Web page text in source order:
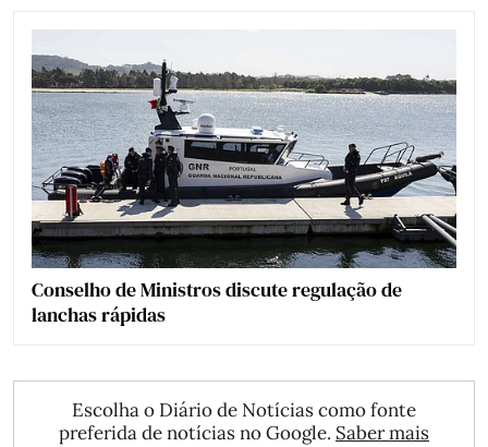
Conselho de Ministros discute regulação de
lanchas rápidas
Escolha o Diário de Notícias como fonte
preferida de notícias no Google. Saber mais